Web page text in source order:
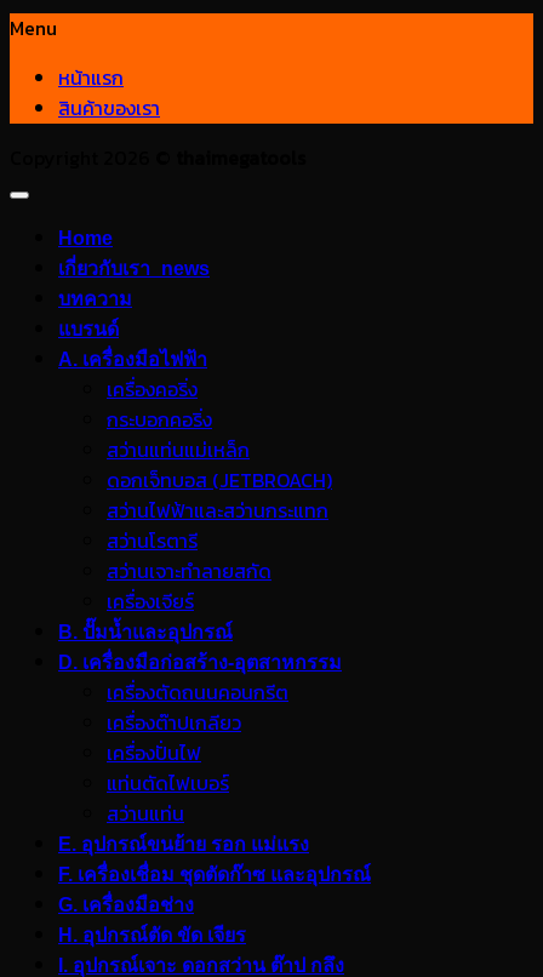
Menu
หน้าแรก
สินค้าของเรา
Home
เกี่ยวกับเรา_news
บทความ
แบรนด์
A. เครื่องมือไฟฟ้า
เครื่องคอริ่ง
กระบอกคอริ่ง
สว่านแท่นแม่เหล็ก
ดอกเจ็ทบอส (JETBROACH)
สว่านไฟฟ้าและสว่านกระแทก
สว่านโรตารี
สว่านเจาะทำลายสกัด
เครื่องเจียร์
B. ปั๊มน้ำและอุปกรณ์
D. เครื่องมือก่อสร้าง-อุตสาหกรรม
เครื่องตัดถนนคอนกรีต
เครื่องต๊าปเกลียว
เครื่องปั่นไฟ
แท่นตัดไฟเบอร์
สว่านแท่น
E. อุปกรณ์ขนย้าย รอก แม่แรง
F. เครื่องเชื่อม ชุดตัดก๊าซ และอุปกรณ์
G. เครื่องมือช่าง
H. อุปกรณ์ตัด ขัด เจียร
I. อุปกรณ์เจาะ ดอกสว่าน ต๊าป กลึง